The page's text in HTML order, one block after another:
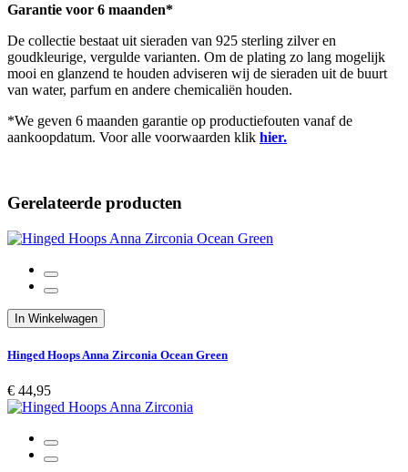
Garantie voor 6 maanden*
De collectie bestaat uit sieraden van 925 sterling zilver en
goudkleurige, vergulde varianten. Om de plating zo lang mogelijk
mooi en glanzend te houden adviseren wij de sieraden uit de buurt
van water, parfum en andere chemicaliën houden.
*We geven 6 maanden garantie op productiefouten vanaf de
aankoopdatum. Voor alle voorwaarden klik hier.
Gerelateerde producten
In Winkelwagen
Hinged Hoops Anna Zirconia Ocean Green
€ 44,95